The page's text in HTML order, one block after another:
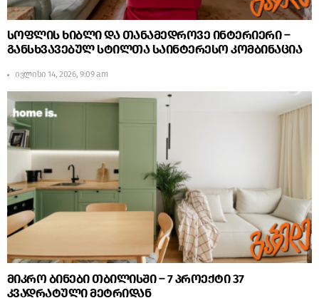
სოფლის ხიბლი და თანამედროვე ინტერიერი –
განსხვავებულ სტილთა საინტერესო კომბინაცია
ივლისი 14, 2026, 9:09 am
მიკრო ბინები თბილისში – 7 პროექტი 37
კვადრატული მეტრიდან